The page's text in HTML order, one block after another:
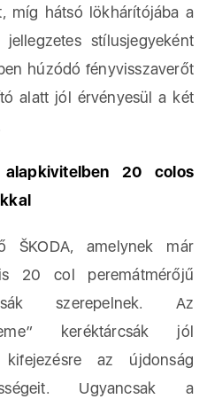
míg hátsó lökhárítójába a
stílusjegyeként
húzódó fényvisszaverőt
alatt jól érvényesül a két
20 colos
ŠKODA, amelynek már
is 20 col peremátmérőjű
szerepelnek. Az
keréktárcsák jól
az újdonság
Ugyancsak a